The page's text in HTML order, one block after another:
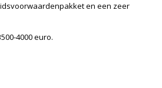
en een zeer
4000 euro.